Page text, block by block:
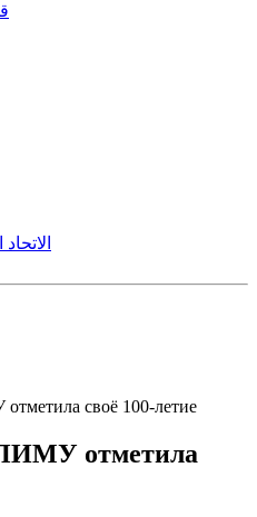
своё 100-летие
отметила